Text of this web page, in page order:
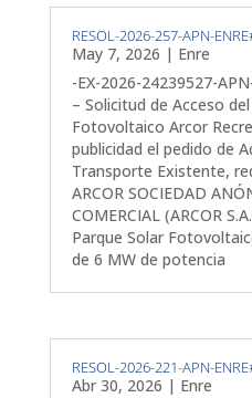
RESOL-2026-257-APN-
May 7, 2026 | Enre
-EX-2026-24239527-
– Solicitud de Acceso
Fotovoltaico Arcor
publicidad el pedido de
Transporte Existente,
ARCOR SOCIEDAD
COMERCIAL (ARCOR
Parque Solar
de 6 MW de potencia
RESOL-2026-221-APN-
Abr 30, 2026 | Enre